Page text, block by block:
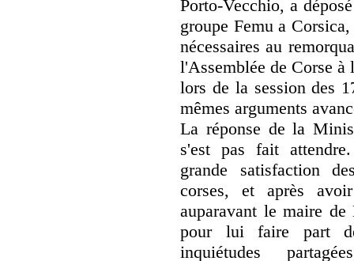
Porto-Vecchio, a
groupe Femu a
nécessaires au
l'Assemblée de Corse
lors de la session des
mêmes arguments
La réponse de la
s'est pas fait
grande satisfaction
corses, et après
auparavant le maire de
pour lui faire part
inquiétudes